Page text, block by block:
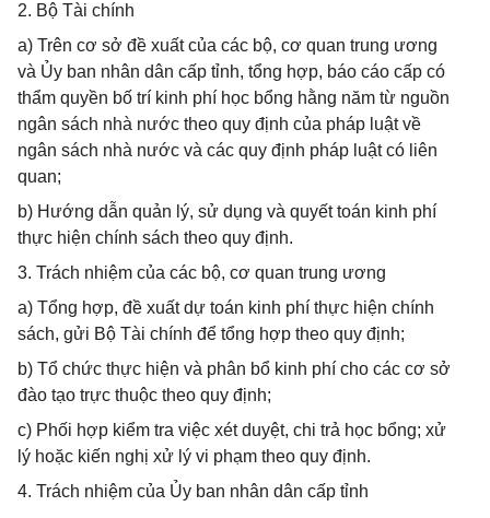
2. Bộ Tài chính
a) Trên cơ sở đề xuất của các bộ, cơ quan trung ương
và Ủy ban nhân dân cấp tỉnh, tổng hợp, báo cáo cấp có
thẩm quyền bố trí kinh phí học bổng hằng năm từ nguồn
ngân sách nhà nước theo quy định của pháp luật về
ngân sách nhà nước và các quy định pháp luật có liên
quan;
b) Hướng dẫn quản lý, sử dụng và quyết toán kinh phí
thực hiện chính sách theo quy định.
3. Trách nhiệm của các bộ, cơ quan trung ương
a) Tổng hợp, đề xuất dự toán kinh phí thực hiện chính
sách, gửi Bộ Tài chính để tổng hợp theo quy định;
b) Tổ chức thực hiện và phân bổ kinh phí cho các cơ sở
đào tạo trực thuộc theo quy định;
c) Phối hợp kiểm tra việc xét duyệt, chi trả học bổng; xử
lý hoặc kiến nghị xử lý vi phạm theo quy định.
4. Trách nhiệm của Ủy ban nhân dân cấp tỉnh